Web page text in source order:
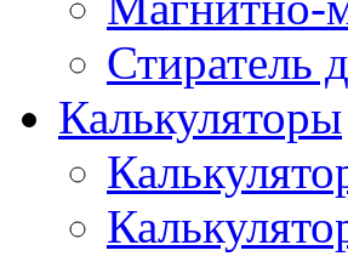
Стиратель
Калькуляторы